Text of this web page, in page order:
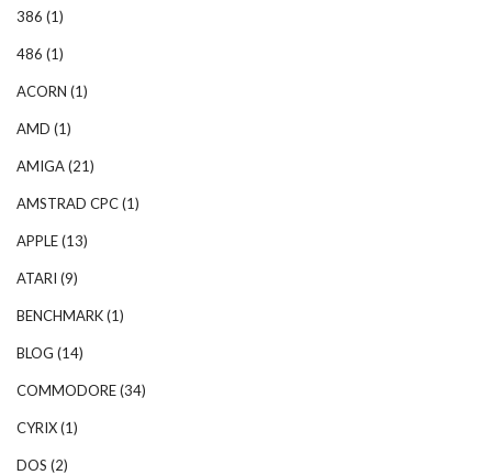
386 (1)
486 (1)
ACORN (1)
AMD (1)
AMIGA(21)
AMSTRAD CPC(1)
APPLE(13)
ATARI (9)
BENCHMARK(1)
BLOG (14)
COMMODORE(34)
CYRIX(1)
DOS (2)